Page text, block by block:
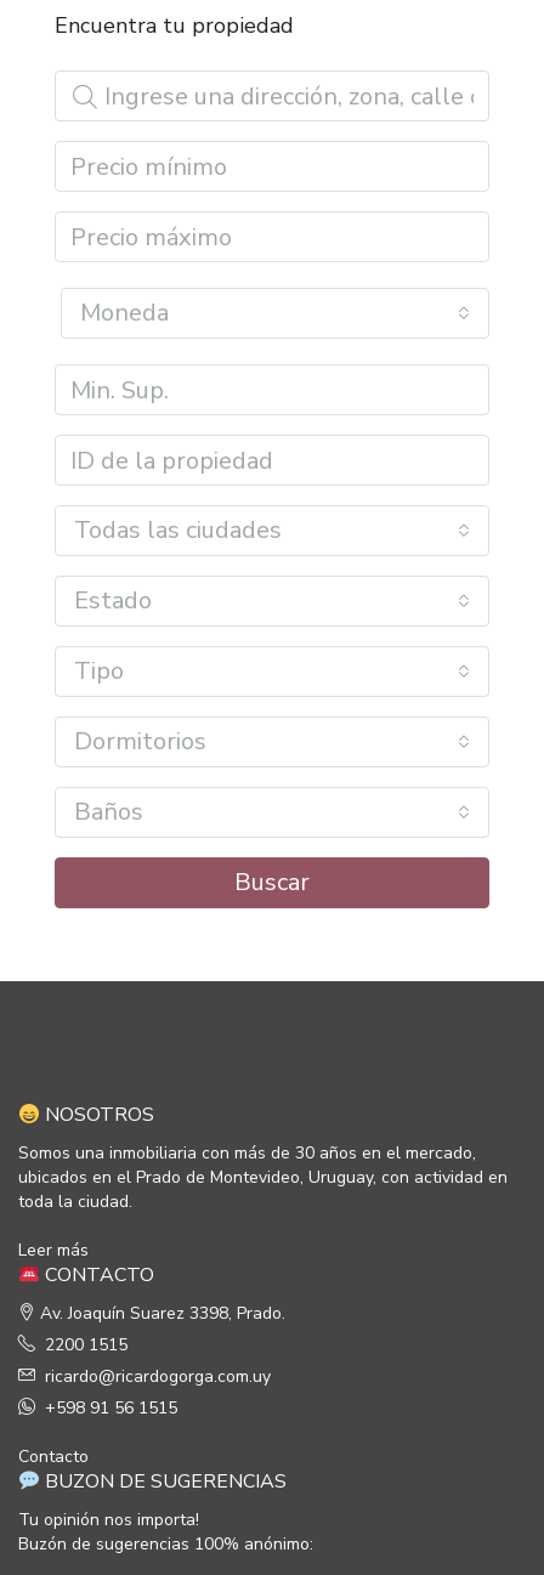
Encuentra tu propiedad
Moneda
Todas las ciudades
Estado
Tipo
Dormitorios
Baños
Buscar
NOSOTROS
Somos una inmobiliaria con más de 30 años en el mercado,
ubicados en el Prado de Montevideo, Uruguay, con actividad en
toda la ciudad.
Leer más
CONTACTO
Av. Joaquín Suarez 3398, Prado.
2200 1515
ricardo@ricardogorga.com.uy
+598 91 56 1515
Contacto
BUZON DE SUGERENCIAS
Tu opinión nos importa!
Buzón de sugerencias 100% anónimo: